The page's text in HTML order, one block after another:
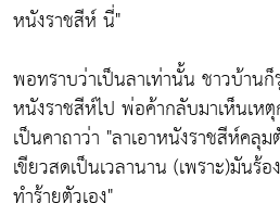
หนังราชสีห์ นี่"
พอทราบว่าเป็นลาเท่านั้น ชาวบ้าน
หนังราชสีห์ไป พ่อค้ากลับมาเห็นเห
เป็นคาถาว่า "ลาเอาหนังราชสีห์คลุ
เขียวสดเป็นเวลานาน (เพราะ)มันร้
ทำร้ายตัวเอง"